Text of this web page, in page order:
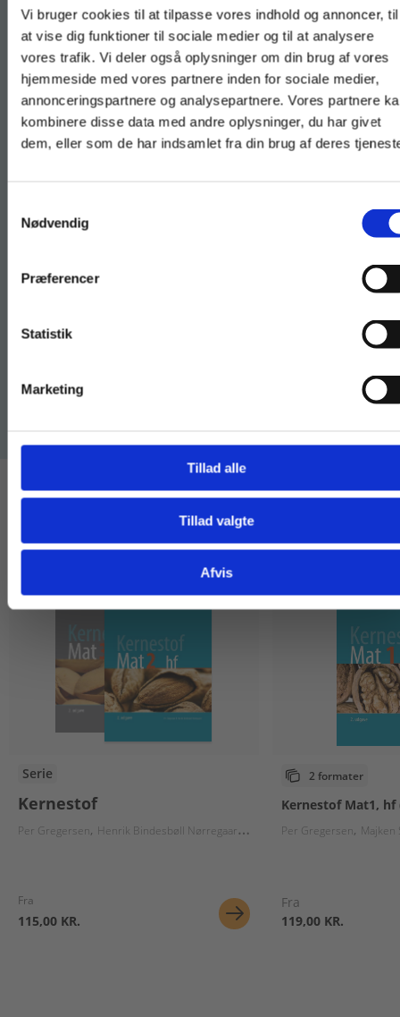
Vi bruger cookies til at tilpasse vores indhold og annoncer, til
at vise dig funktioner til sociale medier og til at analysere
vores trafik. Vi deler også oplysninger om din brug af vores
hjemmeside med vores partnere inden for sociale medier,
annonceringspartnere og analysepartnere. Vores partnere
kombinere disse data med andre oplysninger, du har givet
dem, eller som de har indsamlet fra din brug af deres
Nødvendig
Præferencer
Statistik
Marketing
Tillad alle
Tillad valgte
Afvis
Kernestof Mat2, hhx
med en fagpakke
Kernestof Mat2, hhxer en del af
vores fagpakke til matematik,
HHX. Med en fagpakke får du alt
forløb.
Med en fagpakke får du endnu
Serie
Kernestof
Per Gregersen Henrik Bindesbøll Nørregaard Majken Sabina Skov
Fra
115,00 KR.
2 formater
Kernestof Mat1, hf
Per Gregersen Majken
Fra
119,00 KR.
Fortsæt som:
For privatkunder og
studerende. Du får
vist priser inkl.
For institutioner og
virksomheder. Du
får vist priser ekskl.
Gå til praxisOnline